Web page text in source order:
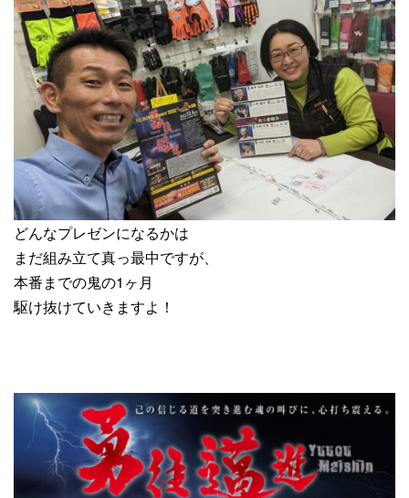
どんなプレゼンになるかは
まだ組み立て真っ最中ですが、
本番までの鬼の1ヶ月
駆け抜けていきますよ！